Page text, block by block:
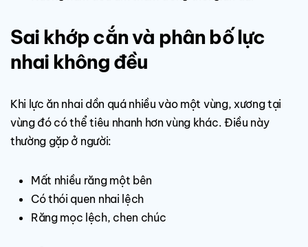
Sai khớp cắn và phân bố lực
nhai không đều
Khi lực ăn nhai dồn quá nhiều vào một vùng, xương tại
vùng đó có thể tiêu nhanh hơn vùng khác. Điều này
thường gặp ở người:
Mất nhiều răng một bên
Có thói quen nhai lệch
Răng mọc lệch, chen chúc